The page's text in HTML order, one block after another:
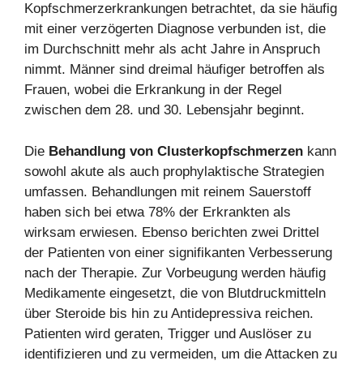
Kopfschmerzerkrankungen betrachtet, da sie häufig
mit einer verzögerten Diagnose verbunden ist, die
im Durchschnitt mehr als acht Jahre in Anspruch
nimmt. Männer sind dreimal häufiger betroffen als
Frauen, wobei die Erkrankung in der Regel
zwischen dem 28. und 30. Lebensjahr beginnt.
Die Behandlung von Clusterkopfschmerzen kann
sowohl akute als auch prophylaktische Strategien
umfassen. Behandlungen mit reinem Sauerstoff
haben sich bei etwa 78% der Erkrankten als
wirksam erwiesen. Ebenso berichten zwei Drittel
der Patienten von einer signifikanten Verbesserung
nach der Therapie. Zur Vorbeugung werden häufig
Medikamente eingesetzt, die von Blutdruckmitteln
über Steroide bis hin zu Antidepressiva reichen.
Patienten wird geraten, Trigger und Auslöser zu
identifizieren und zu vermeiden, um die Attacken zu